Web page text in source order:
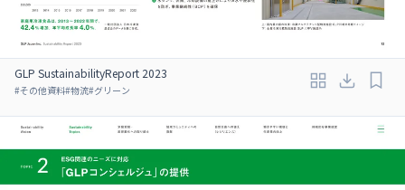
GLP SustainabilityReport 2023
#その他資料#物流#グリーン